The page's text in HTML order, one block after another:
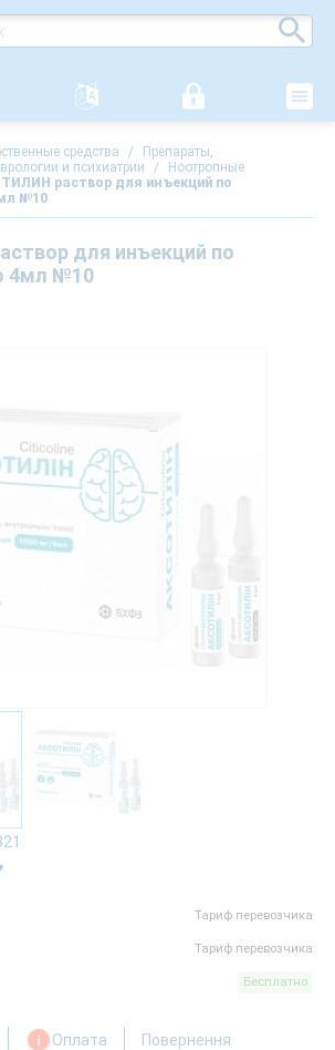
средства /
Препараты,
и психиатрии
/
Ноотропные
раствор для инъекций по
№10
для инъекций по
4мл №10
Тариф перевозчика
Тариф перевозчика
Бесплатно
Оплата Повернення